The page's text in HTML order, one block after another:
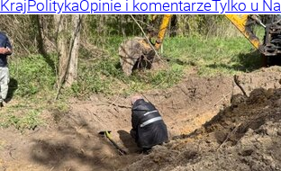
KrajPolitykaOpinie i komentarzeTylko u